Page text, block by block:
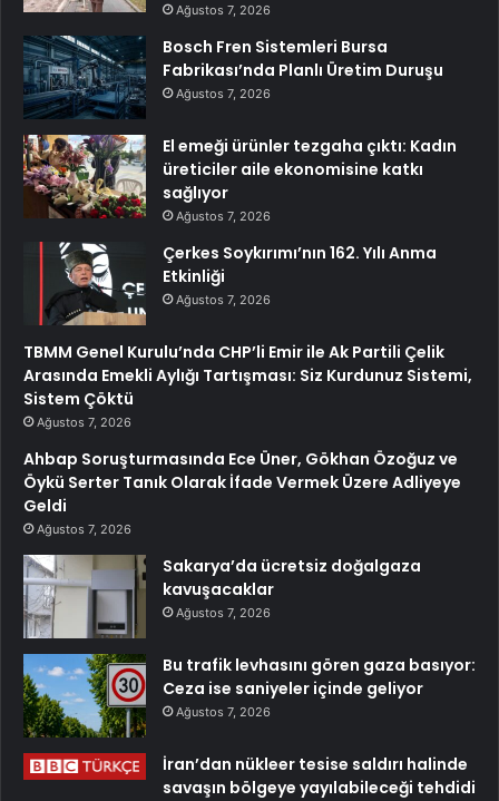
Ağustos 7, 2026
Bosch Fren Sistemleri Bursa
Fabrikası’nda Planlı Üretim Duruşu
Ağustos 7, 2026
El emeği ürünler tezgaha çıktı: Kadın
üreticiler aile ekonomisine katkı
sağlıyor
Ağustos 7, 2026
Çerkes Soykırımı’nın 162. Yılı Anma
Etkinliği
Ağustos 7, 2026
TBMM Genel Kurulu’nda CHP’li Emir ile Ak Partili Çelik
Arasında Emekli Aylığı Tartışması: Siz Kurdunuz Sistemi,
Sistem Çöktü
Ağustos 7, 2026
Ahbap Soruşturmasında Ece Üner, Gökhan Özoğuz ve
Öykü Serter Tanık Olarak İfade Vermek Üzere Adliyeye
Geldi
Ağustos 7, 2026
Sakarya’da ücretsiz doğalgaza
kavuşacaklar
Ağustos 7, 2026
Bu trafik levhasını gören gaza basıyor:
Ceza ise saniyeler içinde geliyor
Ağustos 7, 2026
İran’dan nükleer tesise saldırı halinde
savaşın bölgeye yayılabileceği tehdidi